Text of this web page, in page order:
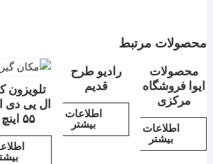
محصولات مرتبط
محصولات
ایوا فروشگاه
مرکزی
اطلاعات
بیشتر
رادیو طرح
قدیم
اطلاعات
بیشتر
تلویزون
ال یی دی
۵۵ اینچ